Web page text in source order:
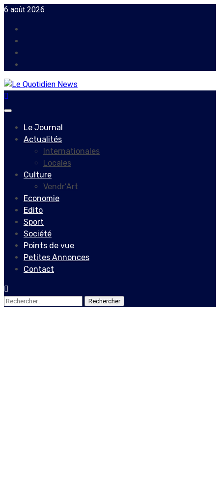
Skip
content
6 août 2026
Primary
Le Journal
Actualités
Internationales
Locales
Culture
Vendr’Art
Economie
Edito
Sport
Société
Points de vue
Petites Annonces
Contact
Rechercher :